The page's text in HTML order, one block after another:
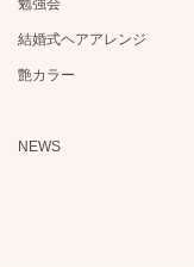
勉強会
結婚式ヘアアレンジ
艶カラー
NEWS